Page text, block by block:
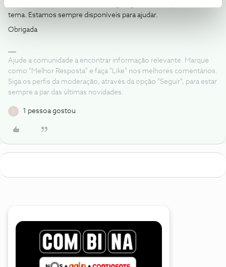
tema. Estamos sempre disponíveis para ajudar.
Obrigada
Ajude a comunidade a encontrar informação relevante. Marque
como "Melhor Resposta" e faça "Like" nos melhores comentários.
Siga os perfis da moderação, através da opção "Seguir", para estar
sempre a par das últimas novidades.
1 pessoa gostou